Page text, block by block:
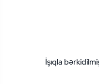
İşıqla